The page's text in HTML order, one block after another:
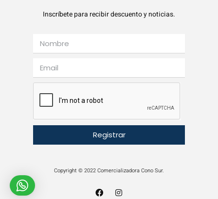
Inscríbete para recibir descuento y noticias.
Registrar
Copyright © 2022 Comercializadora Cono Sur.